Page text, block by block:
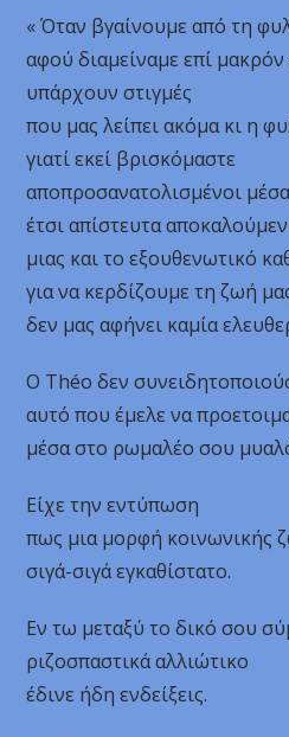
« Όταν βγαίνουμε από τη
αφού διαμείναμε επί μακρόν
υπάρχουν στιγμές
που μας λείπει ακόμα κι η
γιατί εκεί βρισκόμαστε
αποπροσανατολισμένοι
έτσι απίστευτα
μιας και το εξουθενωτικό
για να κερδίζουμε τη ζωή
δεν μας αφήνει καμία
Ο Théo δεν
αυτό που έμελε να
μέσα στο ρωμαλέο σου
Είχε την εντύπωση
πως μια μορφή κοινωνικής
σιγά-σιγά εγκαθίστατο.
Εν τω μεταξύ το δικό σου
ριζοσπαστικά αλλιώτικο
έδινε ήδη ενδείξεις.